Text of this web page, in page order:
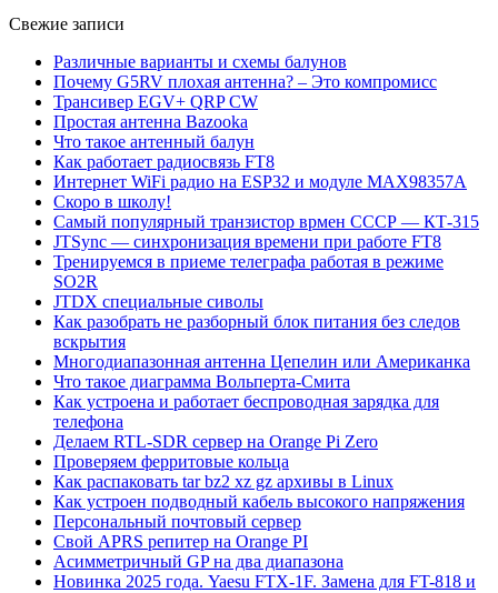
Свежие записи
Различные варианты и схемы балунов
Почему G5RV плохая антенна? – Это компромисс
Трансивер EGV+ QRP CW
Простая антенна Bazooka
Что такое антенный балун
Как работает радиосвязь FT8
Интернет WiFi радио на ESP32 и модуле MAX98357A
Скоро в школу!
Самый популярный транзистор врмен СССР — КТ-315
JTSync — синхронизация времени при работе FT8
Тренируемся в приеме телеграфа работая в режиме
SO2R
JTDX специальные сиволы
Как разобрать не разборный блок питания без следов
вскрытия
Многодиапазонная антенна Цепелин или Американка
Что такое диаграмма Вольперта-Смита
Как устроена и работает беспроводная зарядка для
телефона
Делаем RTL-SDR сервер на Orange Pi Zero
Проверяем ферритовые кольца
Как распаковать tar bz2 xz gz архивы в Linux
Как устроен подводный кабель высокого напряжения
Персональный почтовый сервер
Свой APRS репитер на Orange PI
Асимметричный GP на два диапазона
Новинка 2025 года. Yaesu FTX-1F. Замена для FT-818 и